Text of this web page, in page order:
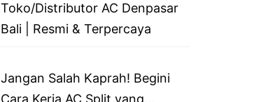
Toko/Distributor AC Denpasar
Bali | Resmi & Terpercaya
Jangan Salah Kaprah! Begini
Cara Kerja AC Split yang